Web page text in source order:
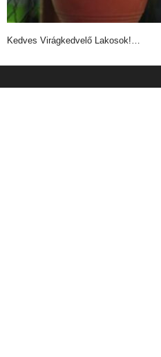
Kedves Virágkedvelő Lakosok!…